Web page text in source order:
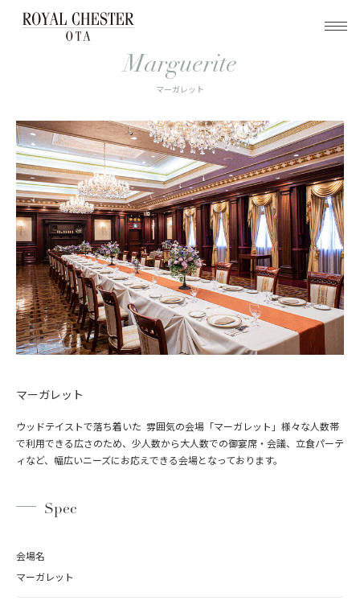
トップ ご宴会 ＆ 貸会場
Marguerite
マーガレット
マーガレット
ウッドテイストで落ち着いた 雰囲気の会場「マーガレット」様々な⼈数帯
で利⽤できる広さのため、少⼈数から⼤⼈数での御宴席・会議、⽴⾷パーテ
ィなど、幅広いニーズにお応えできる会場となっております。
Spec
会場名
マーガレット